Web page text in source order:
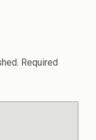
Required